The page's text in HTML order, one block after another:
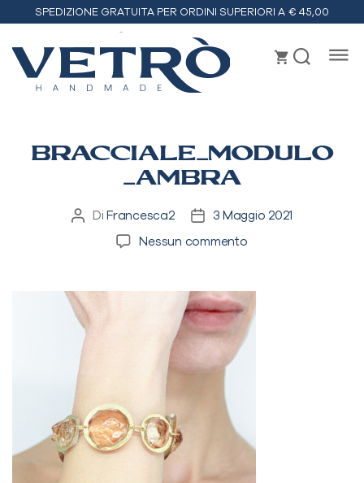
SPEDIZIONE GRATUITA PER ORDINI SUPERIORI A € 45,00
BRACCIALE_MODULO
_AMBRA
Autore
articolo
DiFrancesca2
Data
dell'articolo
3 Maggio 2021
Nessun commentosu